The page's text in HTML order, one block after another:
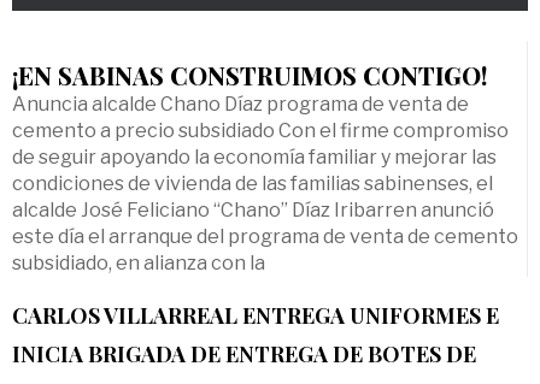
¡EN SABINAS CONSTRUIMOS CONTIGO!
Anuncia alcalde Chano Díaz programa de venta de
cemento a precio subsidiado Con el firme compromiso
de seguir apoyando la economía familiar y mejorar las
condiciones de vivienda de las familias sabinenses, el
alcalde José Feliciano “Chano” Díaz Iribarren anunció
este día el arranque del programa de venta de cemento
subsidiado, en alianza con la
CARLOS VILLARREAL ENTREGA UNIFORMES E
INICIA BRIGADA DE ENTREGA DE BOTES DE